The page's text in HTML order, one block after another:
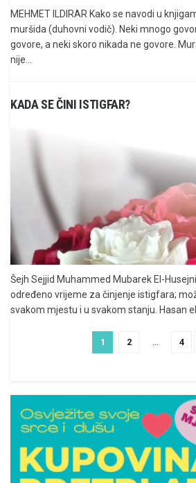
MEHMET ILDIRAR Kako se navodi u
muršida (duhovni vodič). Neki mnogo
govore, a neki skoro nikada ne govore.
nije...
KADA SE ČINI ISTIGFAR?
Šejh Sejjid Muhammed Mubarek El-
određeno vrijeme za činjenje istigfara;
svakom mjestu i u svakom stanju. Hasan el-
1 2 … 4